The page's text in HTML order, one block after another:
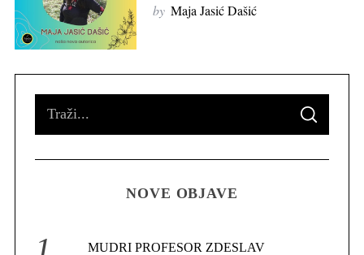
by Maja Jasić Dašić
S
A
C
NOVE OBJAVE
MUDRI PROFESOR ZDESLAV